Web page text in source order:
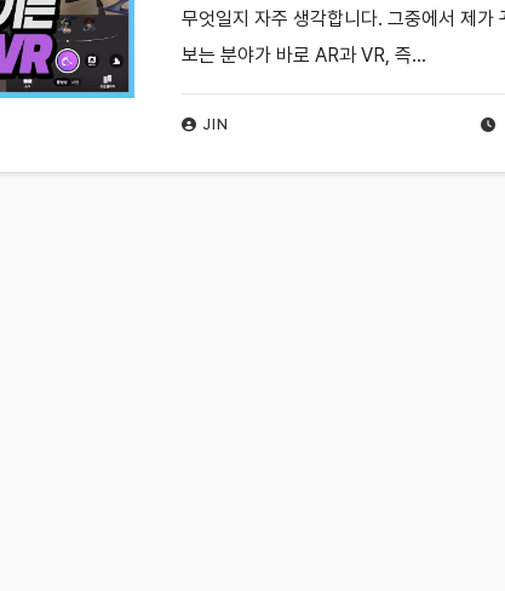
JIN
무엇일지 자주 생각합니다. 그중에서 제가
보는 분야가 바로 AR과 VR, 즉…